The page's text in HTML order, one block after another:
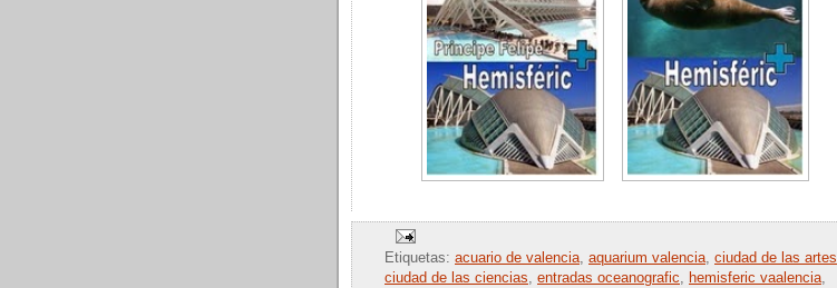
Etiquetas: acuario de valencia, aquarium valencia, ciudad de las artes
ciudad de las ciencias, entradas oceanografic, hemisferic vaalencia,